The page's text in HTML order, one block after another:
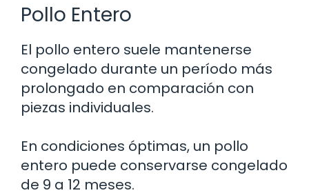
Pollo Entero
El pollo entero suele mantenerse
congelado durante un período más
prolongado en comparación con
piezas individuales.
En condiciones óptimas, un pollo
entero puede conservarse congelado
de 9 a 12 meses.